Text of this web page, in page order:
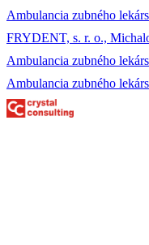
Ambulancia zubného
FRYDENT, s. r. o.,
Ambulancia zubného
Ambulancia zubného